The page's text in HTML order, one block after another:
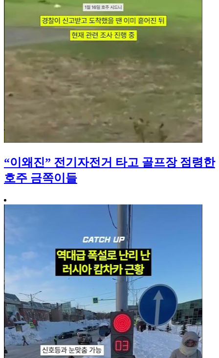
“이왜진” 전기자전거 타고 골프장 점령한
호주 금쪽이들